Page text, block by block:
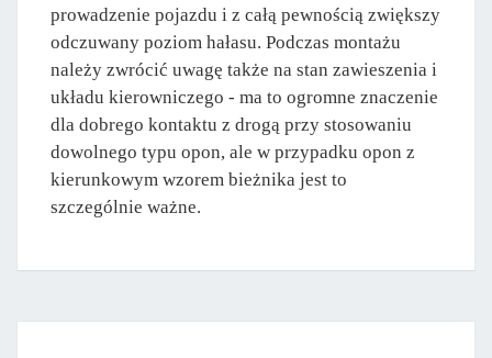
prowadzenie pojazdu i z całą pewnością zwiększy
odczuwany poziom hałasu. Podczas montażu
należy zwrócić uwagę także na stan zawieszenia i
układu kierowniczego - ma to ogromne znaczenie
dla dobrego kontaktu z drogą przy stosowaniu
dowolnego typu opon, ale w przypadku opon z
kierunkowym wzorem bieżnika jest to
szczególnie ważne.